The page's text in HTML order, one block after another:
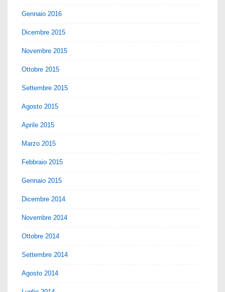
Gennaio 2016
Dicembre 2015
Novembre 2015
Ottobre 2015
Settembre 2015
Agosto 2015
Aprile 2015
Marzo 2015
Febbraio 2015
Gennaio 2015
Dicembre 2014
Novembre 2014
Ottobre 2014
Settembre 2014
Agosto 2014